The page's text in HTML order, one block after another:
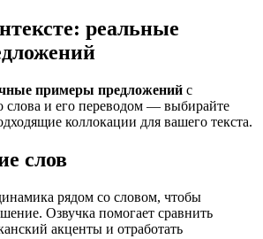
реальные
примеры предложений с
слова и его переводом — выбирайте
коллокации для вашего текста.
слов
рядом со словом, чтобы
Озвучка помогает сравнить
акценты и отработать